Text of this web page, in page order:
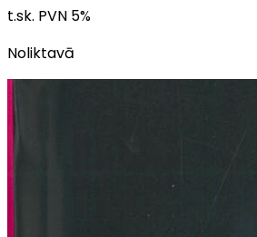
t.sk. PVN 5%
Noliktavā